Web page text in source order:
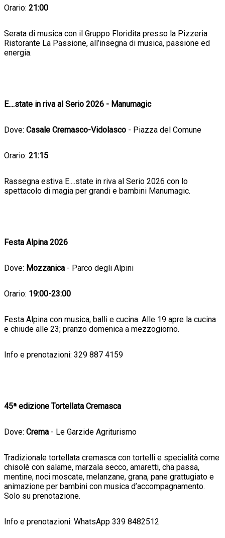
Orario: 21:00
Serata di musica con il Gruppo Floridita presso la Pizzeria
Ristorante La Passione, all’insegna di musica, passione ed
energia.
E....state in riva al Serio 2026 - Manumagic
Dove: Casale Cremasco-Vidolasco - Piazza del Comune
Orario: 21:15
Rassegna estiva E....state in riva al Serio 2026 con lo
spettacolo di magia per grandi e bambini Manumagic.
Festa Alpina 2026
Dove: Mozzanica - Parco degli Alpini
Orario: 19:00-23:00
Festa Alpina con musica, balli e cucina. Alle 19 apre la cucina
e chiude alle 23; pranzo domenica a mezzogiorno.
Info e prenotazioni: 329 887 4159
45ª edizione Tortellata Cremasca
Dove: Crema - Le Garzide Agriturismo
Tradizionale tortellata cremasca con tortelli e specialità come
chisolè con salame, marzala secco, amaretti, cha passa,
mentine, noci moscate, melanzane, grana, pane grattugiato e
animazione per bambini con musica d’accompagnamento.
Solo su prenotazione.
Info e prenotazioni: WhatsApp 339 8482512